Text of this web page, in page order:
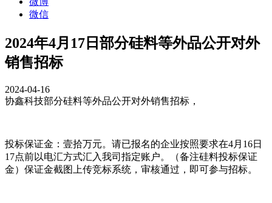
微信
2024年4月17日部分硅料等外品公开对外
销售招标
2024-04-16
协鑫科技部分硅料等外品公开对外销售招标，
投标保证金：壹拾万元。请已报名的企业按照要求在4月16日
17点前以电汇方式汇入我司指定账户。（备注硅料投标保证
金）保证金截图上传竞标系统，审核通过，即可参与招标。